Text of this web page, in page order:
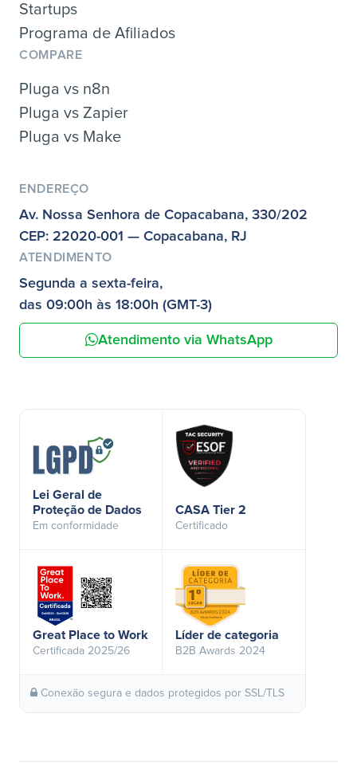
Startups
Programa de Afiliados
COMPARE
Pluga vs n8n
Pluga vs Zapier
Pluga vs Make
ENDEREÇO
Av. Nossa Senhora de Copacabana, 330/202
CEP: 22020-001 — Copacabana, RJ
ATENDIMENTO
Segunda a sexta-feira,
das 09:00h às 18:00h (GMT-3)
Atendimento via WhatsApp
Lei Geral de
Proteção de Dados
Em conformidade
CASA Tier 2
Certificado
Great Place to Work
Certificada 2025/26
Líder de categoria
B2B Awards 2024
Conexão segura e dados protegidos por SSL/TLS